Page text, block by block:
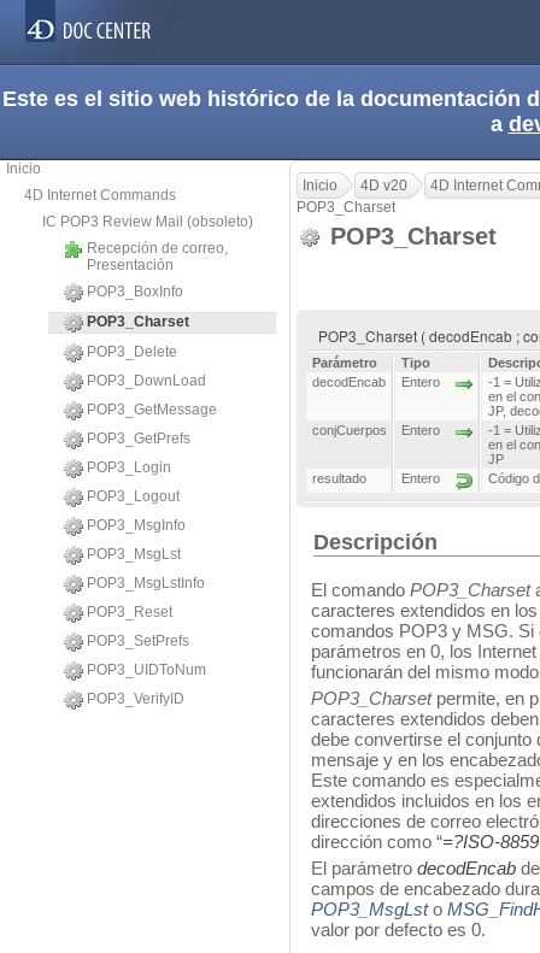
Este es el sitio web histórico de la documentación
a
Inicio
4D Internet Commands
IC POP3 Review Mail (obsoleto)
Recepción de correo,
Presentación
POP3_BoxInfo
POP3_Charset
POP3_Delete
POP3_DownLoad
POP3_GetMessage
POP3_GetPrefs
POP3_Login
POP3_Logout
POP3_MsgInfo
POP3_MsgLst
POP3_MsgLstInfo
POP3_Reset
POP3_SetPrefs
POP3_UIDToNum
POP3_VerifyID
Inicio 4D v20
4D Internet
POP3_Charset
POP3_Charset
POP3_Charset ( decodEncab ;
Parámetro Tipo
decodEncab
Entero
-1 =
en el
JP,
conjCuerpos
Entero
-1 =
en el
JP
resultado
Entero Código
Descripción
El comando POP3_Charset
caracteres extendidos en
comandos POP3 y MSG. Si
parámetros en 0, los
funcionarán del mismo
POP3_Charsetpermite, en
caracteres extendidos
debe convertirse el conjunto
mensaje y en los
Este comando es
extendidos incluidos en los
direcciones de correo
dirección como “=?ISO-
El parámetro decodEncab
campos de encabezado
POP3_MsgLsto
valor por defecto es 0.